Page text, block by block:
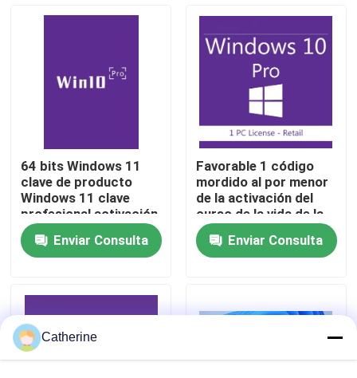
Los vídeos
Sobre nosotros
Contacta con nosotros
Noticias
Compra de la llave de Office 2024
Profesionales
64 bits Windows 11
clave de producto
Windows 11 clave
profesional activación
segura para empresas
y empresas solución
de licencia
Enviar Consulta
Favorable 1 código
mordido al por menor
de la activación del
curso de la vida de la
versión 32/64 lleno del
usuario del triunfo 10
Enviar Consulta
Catherine